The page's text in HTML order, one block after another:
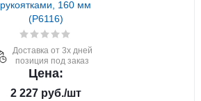
рукоятками, 160 мм
(P6116)
Доставка от 3х дней
позиция под заказ
Цена:
2 227руб./шт